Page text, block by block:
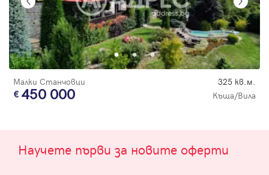
Малки Станчовци 325 кв.м.
450 000 Къща/Вила
Научете първи за новите оферти